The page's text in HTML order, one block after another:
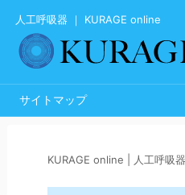
人工呼吸器 ｜ KURAGE online
サイトマップ
KURAGE online | 人工呼吸